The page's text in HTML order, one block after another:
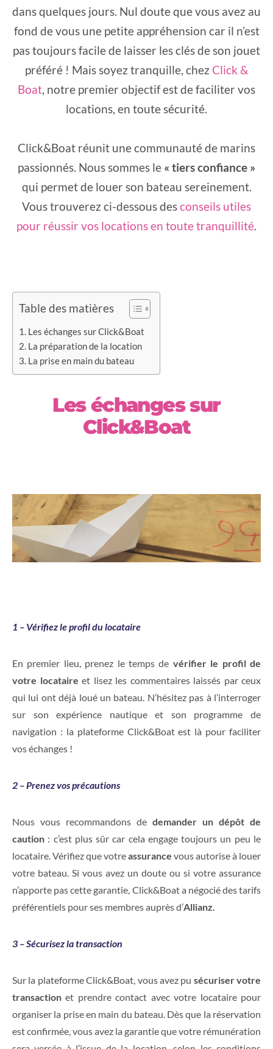
dans quelques jours. Nul doute que vous avez au
fond de vous une petite appréhension car il n’est
pas toujours facile de laisser les clés de son jouet
préféré ! Mais soyez tranquille, chez Click &
Boat, notre premier objectif est de faciliter vos
locations, en toute sécurité.
Click&Boat réunit une communauté de marins
passionnés. Nous sommes le « tiers confiance »
qui permet de louer son bateau sereinement.
Vous trouverez ci-dessous desconseils utiles
pour réussir vos locations en toute tranquillité.
Table des matières
Les échanges sur Click&Boat
La préparation de la location
La prise en main du bateau
Les échanges sur
Click&Boat
1 – Vérifiez le profil du locataire
En premier lieu, prenez le temps de vérifier le profil de
votre locataire et lisez les commentaires laissés par ceux
qui lui ont déjà loué un bateau. N’hésitez pas à l’interroger
sur son expérience nautique et son programme de
navigation : la plateforme Click&Boat est là pour faciliter
vos échanges !
2 – Prenez vos précautions
Nous vous recommandons de demander un dépôt de
caution : c’est plus sûr car cela engage toujours un peu le
locataire. Vérifiez que votreassurance vous autorise à louer
votre bateau. Si vous avez un doute ou si votre assurance
n’apporte pas cette garantie, Click&Boat a négocié des tarifs
préférentiels pour ses membres auprès d’Allianz.
3 – Sécurisez la transaction
Sur la plateforme Click&Boat, vous avez pu sécuriser votre
transaction et prendre contact avec votre locataire pour
organiser la prise en main du bateau. Dès que la réservation
est confirmée, vous avez la garantie que votre rémunération